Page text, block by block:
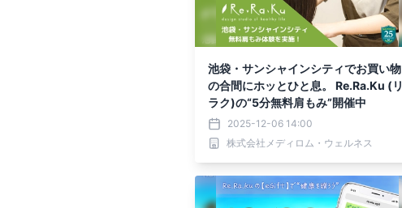
池袋・サンシャインシティでお買い物
の合間にホッとひと息。 Re.Ra.Ku (リ
ラク)の“5分無料肩もみ”開催中
2025-12-06 14:00
株式会社メディロム・ウェルネス